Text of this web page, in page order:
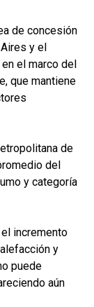
de concesión
y el
el marco del
que mantiene
de
del
y categoría
incremento
y
puede
aún